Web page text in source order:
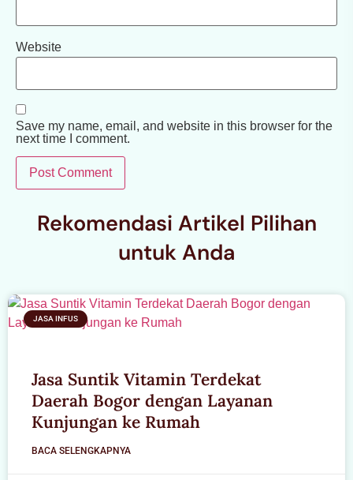
Website
Save my name, email, and website in this browser for the
next time I comment.
Rekomendasi Artikel Pilihan
untuk Anda
JASA INFUS
Jasa Suntik Vitamin Terdekat
Daerah Bogor dengan Layanan
Kunjungan ke Rumah
BACA SELENGKAPNYA